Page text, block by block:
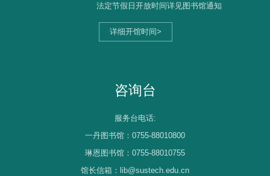
详细开馆时间>
法定节假日开放时间详见图书馆通知
咨询台
服务台电话:
一丹图书馆：0755-88010800
琳恩图书馆：0755-88010755
馆长信箱：lib@sustech.edu.cn